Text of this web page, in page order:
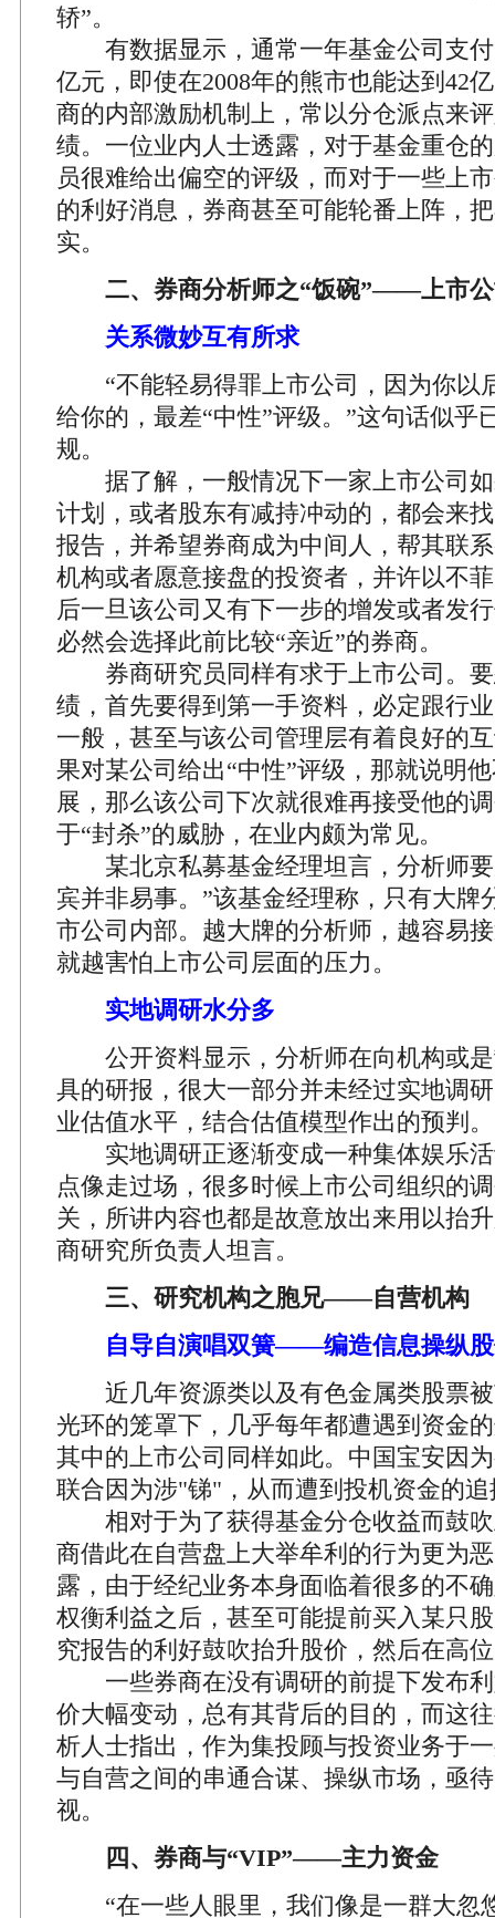
轿”。
有数据显示，通常一年基金公司支付
亿元，即使在2008年的熊市也能达到42
商的内部激励机制上，常以分仓派点来
绩。一位业内人士透露，对于基金重仓
员很难给出偏空的评级，而对于一些上
的利好消息，券商甚至可能轮番上阵，
实。
二、券商分析师之“饭碗”——上市
关系微妙互有所求
“不能轻易得罪上市公司，因为你以
给你的，最差“中性”评级。”这句话似乎
规。
据了解，一般情况下一家上市公司如
计划，或者股东有减持冲动的，都会来
报告，并希望券商成为中间人，帮其联
机构或者愿意接盘的投资者，并许以不
后一旦该公司又有下一步的增发或者发
必然会选择此前比较“亲近”的券商。
券商研究员同样有求于上市公司。要
绩，首先要得到第一手资料，必定跟行
一般，甚至与该公司管理层有着良好的
果对某公司给出“中性”评级，那就说明
展，那么该公司下次就很难再接受他的
于“封杀”的威胁，在业内颇为常见。
某北京私募基金经理坦言，分析师要
宾并非易事。”该基金经理称，只有大牌
市公司内部。越大牌的分析师，越容易
就越害怕上市公司层面的压力。
实地调研水分多
公开资料显示，分析师在向机构或是
具的研报，很大一部分并未经过实地调
业估值水平，结合估值模型作出的预判。
实地调研正逐渐变成一种集体娱乐活
点像走过场，很多时候上市公司组织的
关，所讲内容也都是故意放出来用以抬
商研究所负责人坦言。
三、研究机构之胞兄——自营机构
自导自演唱双簧——编造信息操纵
近几年资源类以及有色金属类股票被
光环的笼罩下，几乎每年都遭遇到资金
其中的上市公司同样如此。中国宝安因
联合因为涉"锑"，从而遭到投机资金的追
相对于为了获得基金分仓收益而鼓吹
商借此在自营盘上大举牟利的行为更为
露，由于经纪业务本身面临着很多的不
权衡利益之后，甚至可能提前买入某只
究报告的利好鼓吹抬升股价，然后在高
一些券商在没有调研的前提下发布利
价大幅变动，总有其背后的目的，而这
析人士指出，作为集投顾与投资业务于
与自营之间的串通合谋、操纵市场，亟
视。
四、券商与“VIP”——主力资金
“在一些人眼里，我们像是一群大忽